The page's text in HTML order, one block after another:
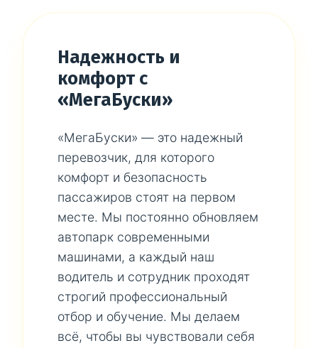
Надежность и
комфорт с
«МегаБуски»
«МегаБуски» — это надежный
перевозчик, для которого
комфорт и безопасность
пассажиров стоят на первом
месте. Мы постоянно обновляем
автопарк современными
машинами, а каждый наш
водитель и сотрудник проходят
строгий профессиональный
отбор и обучение. Мы делаем
всё, чтобы вы чувствовали себя